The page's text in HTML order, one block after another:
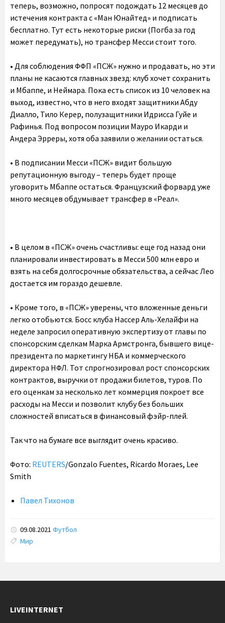
теперь, возможно, попросят подождать 12 месяцев до
истечения контракта с «Ман Юнайтед» и подписать
бесплатно. Тут есть некоторые риски (Погба за год
может передумать), но трансфер Месси стоит того.
•‎ Для соблюдения ФФП «ПСЖ» нужно и продавать, но эти
планы не касаются главных звезд: клуб хочет сохранить
и Мбаппе, и Неймара. Пока есть список из 10 человек на
выход, известно, что в него входят защитники Абду
Диалло, Тило Керер, полузащитники Идрисса Гуйе и
Рафинья. Под вопросом позиции Мауро Икарди и
Андера Эрреры, хотя оба заявили о желании остаться.
•‎ В подписании Месси «ПСЖ» видит большую
репутационную выгоду – теперь будет проще
уговорить Мбаппе остаться. Французский форвард уже
много месяцев обдумывает трансфер в «Реал».
•‎ В целом в «ПСЖ» очень счастливы: еще год назад они
планировали инвестировать в Месси 500 млн евро и
взять на себя долгосрочные обязательства, а сейчас Лео
достается им гораздо дешевле.
•‎ Кроме того, в «ПСЖ» уверены, что вложенные деньги
легко отобьются. Босс клуба Нассер Аль-Хелайфи на
неделе запросил оперативную экспертизу от главы по
спонсорским сделкам Марка Армстронга, бывшего вице-
президента по маркетингу НБА и коммерческого
директора НФЛ. Тот спрогнозировал рост спонсорских
контрактов, выручки от продажи билетов, туров. По
его оценкам за несколько лет коммерция покроет все
расходы на Месси и позволит клубу без больших
сложностей вписаться в финансовый фэйр-плей.
Так что на бумаге все выглядит очень красиво.
Фото: REUTERS/Gonzalo Fuentes, Ricardo Moraes, Lee
Smith
Павел Тихонов
09.08.2021 Футбол
Tags:
Мир
LIVEINTERNET